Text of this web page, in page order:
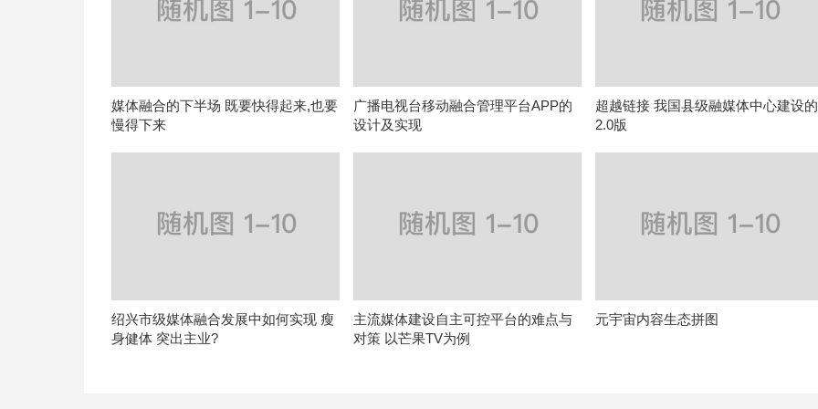
媒体融合的下半场 既要快得起来,也要
慢得下来
广播电视台移动融合管理平台APP的
设计及实现
超越链接 我国县级融媒体中心建设的
2.0版
绍兴市级媒体融合发展中如何实现 瘦
身健体 突出主业?
主流媒体建设自主可控平台的难点与
对策 以芒果TV为例
元宇宙内容生态拼图